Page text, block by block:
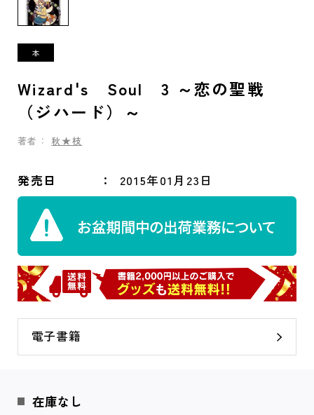
Wizard's Soul 3 ～恋の聖戦
（ジハード）～
著者： 秋★枝
発売日 2015年01月23日
電子書籍
在庫なし